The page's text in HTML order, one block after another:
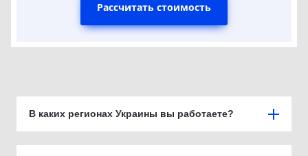
Рассчитать стоимость
В каких регионах Украины вы работаете?